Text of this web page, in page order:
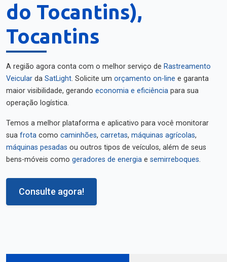
do Tocantins),
Tocantins
A região agora conta com o melhor serviço de Rastreamento
Veicular da SatLight. Solicite um orçamento on-line e garanta
maior visibilidade, gerando economia e eficiência para sua
operação logística.
Temos a melhor plataforma e aplicativo para você monitorar
sua frota como caminhões, carretas, máquinas agrícolas,
máquinas pesadas ou outros tipos de veículos, além de seus
bens-móveis como geradores de energia e semirreboques.
Consulte agora!